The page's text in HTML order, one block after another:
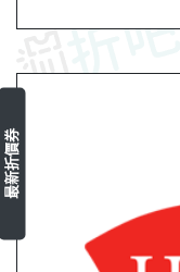
最新折價券